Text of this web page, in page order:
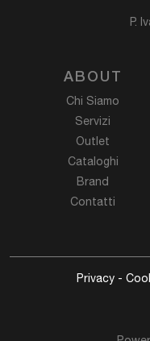
P.
ABOUT
Chi Siamo
Servizi
Outlet
Cataloghi
Brand
Contatti
Privacy -